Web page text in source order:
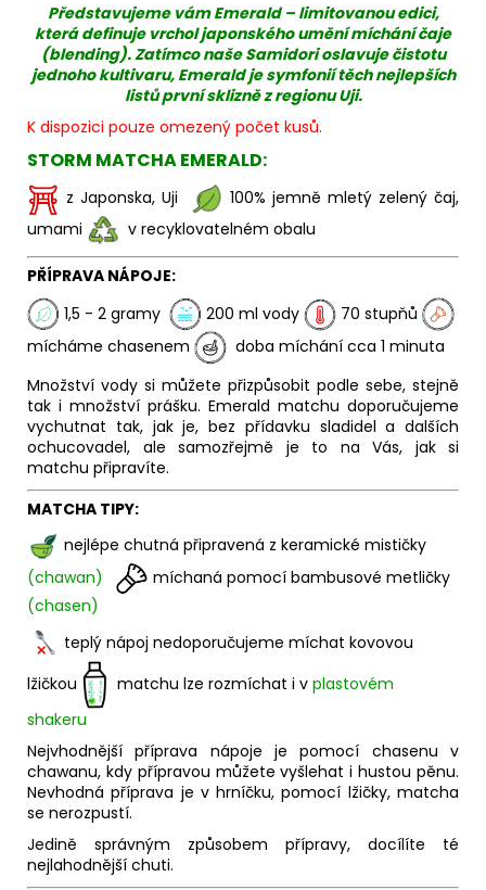
Představujeme vám Emerald – limitovanou edici,
která definuje vrchol japonského umění míchání čaje
(blending). Zatímco naše Samidori oslavuje čistotu
jednoho kultivaru, Emerald je symfonií těch nejlepších
listů první sklizně z regionu Uji.
K dispozici pouze omezený počet kusů.
STORM MATCHA EMERALD:
z Japonska, Uji
100% jemně mletý zelený čaj,
umami
v recyklovatelném obalu
PŘÍPRAVA NÁPOJE:
1,5 - 2 gramy
200 ml vody
70 stupňů
mícháme chasenem
doba míchání cca 1 minuta
Množství vody si můžete přizpůsobit podle sebe, stejně
tak i množství prášku. Emerald matchu doporučujeme
vychutnat tak, jak je, bez přídavku sladidel a dalších
ochucovadel, ale samozřejmě je to na Vás, jak si
matchu připravíte.
MATCHA TIPY:
nejlépe chutná připravená z keramické mističky
(chawan)
míchaná pomocí bambusové metličky
(chasen)
teplý nápoj nedoporučujeme míchat kovovou
lžičkou
matchu lze rozmíchat i v plastovém
shakeru
Nejvhodnější příprava nápoje je pomocí chasenu v
chawanu, kdy přípravou můžete vyšlehat i hustou pěnu.
Nevhodná příprava je v hrníčku, pomocí lžičky, matcha
se nerozpustí.
Jedině správným způsobem přípravy, docílíte té
nejlahodnější chuti.